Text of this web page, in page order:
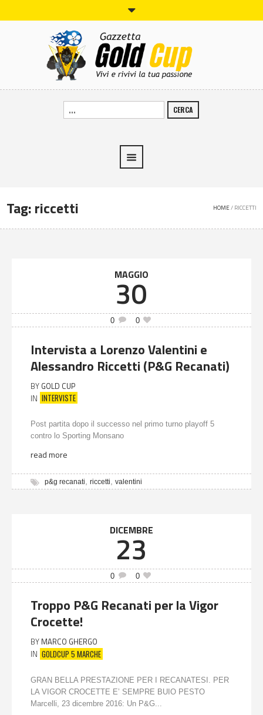
CERCA
Tag:riccetti HOME/ RICCETTI
MAGGIO
30
0 0
Intervista a Lorenzo Valentini e
Alessandro Riccetti (P&G Recanati)
BY GOLD CUP
IN INTERVISTE
Post partita dopo il successo nel primo turno playoff 5
contro lo Sporting Monsano
read more
p&g recanati, riccetti, valentini
DICEMBRE
23
0 0
Troppo P&G Recanati per la Vigor
Crocette!
BY MARCO GHERGO
IN GOLDCUP 5 MARCHE
GRAN BELLA PRESTAZIONE PER I RECANATESI. PER
LA VIGOR CROCETTE E’ SEMPRE BUIO PESTO
Marcelli, 23 dicembre 2016: Un P&G...